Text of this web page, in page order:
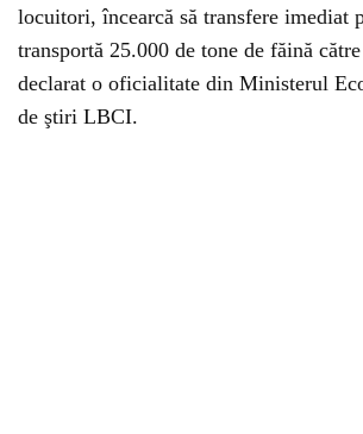
locuitori, încearcă să transfere imediat
transportă 25.000 de tone de făină
declarat o oficialitate din Ministerul
de ştiri LBCI.